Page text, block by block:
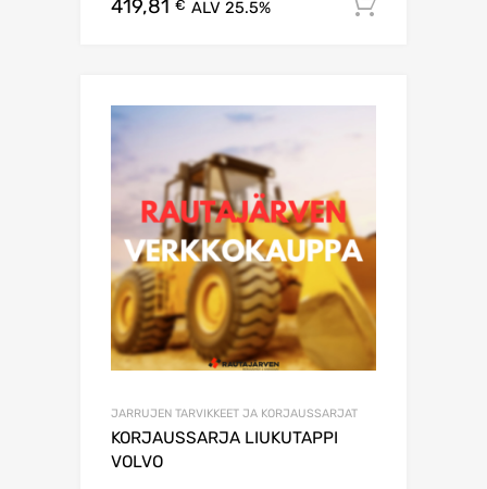
419,81 € ALV 25.5%
JARRUJEN TARVIKKEET JA KORJAUSSARJAT
KORJAUSSARJA LIUKUTAPPI
VOLVO